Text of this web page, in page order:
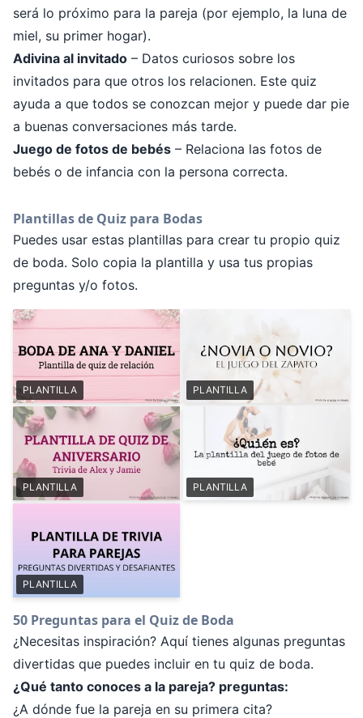
será lo próximo para la pareja (por ejemplo, la luna de
miel, su primer hogar).
Adivina al invitado – Datos curiosos sobre los
invitados para que otros los relacionen. Este quiz
ayuda a que todos se conozcan mejor y puede dar pie
a buenas conversaciones más tarde.
Juego de fotos de bebés – Relaciona las fotos de
bebés o de infancia con la persona correcta.
Plantillas de Quiz para Bodas
Puedes usar estas plantillas para crear tu propio quiz
de boda. Solo copia la plantilla y usa tus propias
preguntas y/o fotos.
PLANTILLA PLANTILLA
PLANTILLA PLANTILLA
PLANTILLA
50 Preguntas para el Quiz de Boda
¿Necesitas inspiración? Aquí tienes algunas preguntas
divertidas que puedes incluir en tu quiz de boda.
¿Qué tanto conoces a la pareja? preguntas:
¿A dónde fue la pareja en su primera cita?